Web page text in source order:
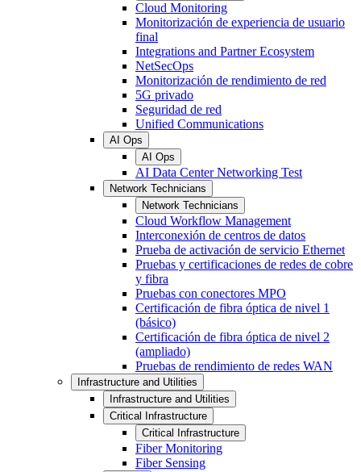
Cloud Monitoring
Monitorización de experiencia de usuario
final
Integrations and Partner Ecosystem
NetSecOps
Monitorización de rendimiento de red
5G privado
Seguridad de red
Unified Communications
AI Ops
AI Ops
AI Data Center Networking Test
Network Technicians
Network Technicians
Cloud Workflow Management
Interconexión de centros de datos
Prueba de activación de servicio Ethernet
Pruebas y certificaciones de redes de cobre
y fibra
Pruebas con conectores MPO
Certificación de fibra óptica de nivel 1
(básico)
Certificación de fibra óptica de nivel 2
(ampliado)
Pruebas de rendimiento de redes WAN
Infrastructure and Utilities
Infrastructure and Utilities
Critical Infrastructure
Critical Infrastructure
Fiber Monitoring
Fiber Sensing